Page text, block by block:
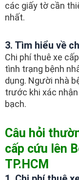
các giấy tờ cần
nhất.
3. Tìm hiểu về
Chi phí thuê xe
tình trạng bệnh
dụng. Người nhà
trước khi xác
bạch.
Câu hỏi
cấp cứu lên
TP.HCM